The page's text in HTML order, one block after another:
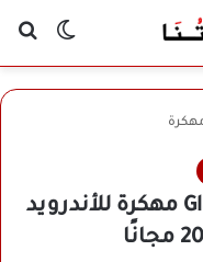
الوضع
تحميل لعبة Gladiator Heroes مهكرة للأندرويد